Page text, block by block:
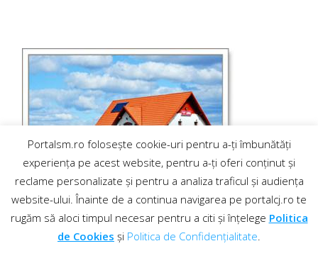
Portalsm.ro folosește cookie-uri pentru a-ți îmbunătăți
experiența pe acest website, pentru a-ți oferi conținut și
reclame personalizate și pentru a analiza traficul și audiența
website-ului. Înainte de a continua navigarea pe portalcj.ro te
rugăm să aloci timpul necesar pentru a citi și înțelege Politica
de Cookies și Politica de Confidențialitate.